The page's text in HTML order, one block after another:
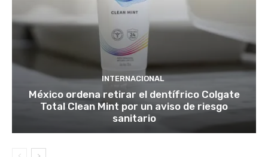
INTERNACIONAL
México ordena retirar el dentífrico Colgate
Total Clean Mint por un aviso de riesgo
sanitario